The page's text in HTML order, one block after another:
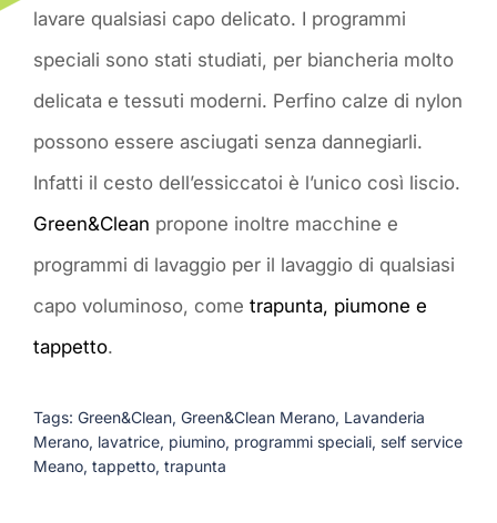
lavare qualsiasi capo delicato. I programmi
speciali sono stati studiati, per biancheria molto
delicata e tessuti moderni. Perfino calze di nylon
possono essere asciugati senza dannegiarli.
Infatti il cesto dell’essiccatoi è l’unico così liscio.
Green&Clean propone inoltre macchine e
programmi di lavaggio per il lavaggio di qualsiasi
capo voluminoso, come trapunta, piumone e
tappetto.
Tags: Green&Clean, Green&Clean Merano, Lavanderia
Merano, lavatrice, piumino, programmi speciali, self service
Meano, tappetto, trapunta